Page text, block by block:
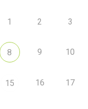
1 2 3
8 9 10
15 16 17